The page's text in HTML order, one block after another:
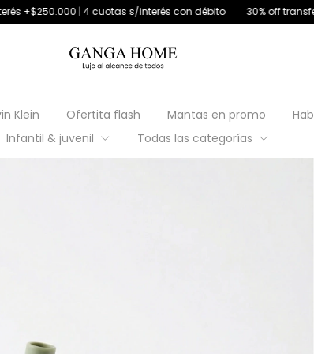
s/interés con débito 30% off transferencia 6 cuotas
Klein Ofertita flash Mantas en promo
Infantil & juvenil
Todas las categorías